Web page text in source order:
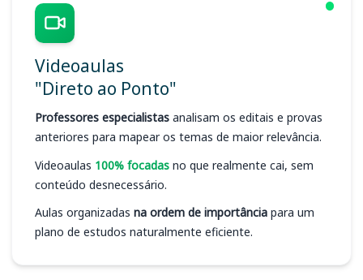
Videoaulas
"Direto ao Ponto"
Professores especialistas analisam os editais e provas
anteriores para mapear os temas de maior relevância.
Videoaulas 100% focadas no que realmente cai, sem
conteúdo desnecessário.
Aulas organizadas na ordem de importância para um
plano de estudos naturalmente eficiente.